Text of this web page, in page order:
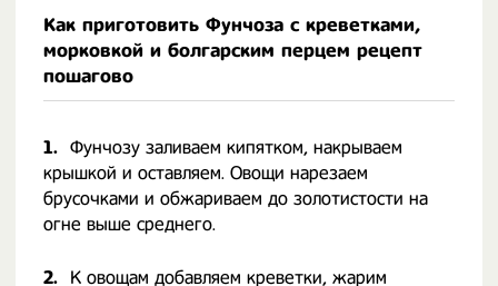
Как приготовить Фунчоза с креветками,
морковкой и болгарским перцем рецепт
пошагово
1. Фунчозу заливаем кипятком, накрываем
крышкой и оставляем. Овощи нарезаем
брусочками и обжариваем до золотистости на
огне выше среднего.
2.
К овощам добавляем креветки, жарим